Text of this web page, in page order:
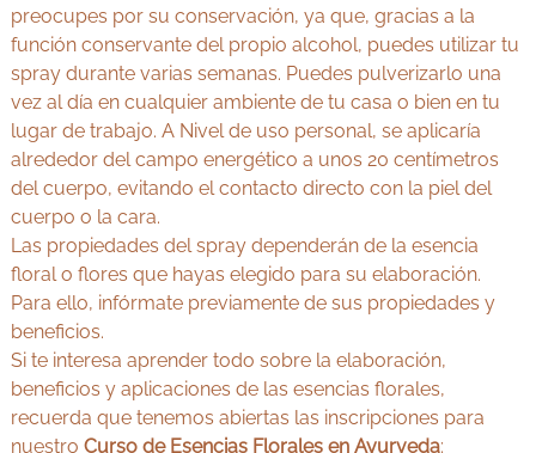
preocupes por su conservación, ya que, gracias a la
función conservante del propio alcohol, puedes utilizar tu
spray durante varias semanas. Puedes pulverizarlo una
vez al día en cualquier ambiente de tu casa o bien en tu
lugar de trabajo. A Nivel de uso personal, se aplicaría
alrededor del campo energético a unos 20 centímetros
del cuerpo, evitando el contacto directo con la piel del
cuerpo o la cara.
Las propiedades del spray dependerán de la esencia
floral o flores que hayas elegido para su elaboración.
Para ello, infórmate previamente de sus propiedades y
beneficios.
Si te interesa aprender todo sobre la elaboración,
beneficios y aplicaciones de las esencias florales,
recuerda que tenemos abiertas las inscripciones para
nuestro Curso de Esencias Florales en Ayurveda: